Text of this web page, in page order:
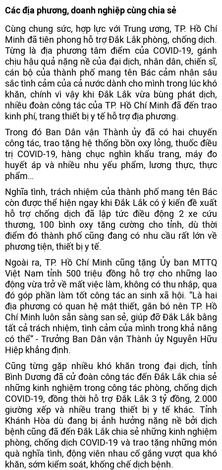
Các địa phương, doanh nghiệp cùng chia sẻ
Cùng chung sức, hợp lực với Trung ương, TP. Hồ Chí
Minh đã tiên phong hỗ trợ Đắk Lắk phòng, chống dịch.
Từng là địa phương tâm điểm của COVID-19, gánh
chịu hậu quả nặng nề của đại dịch, nhân dân, chiến sĩ,
cán bộ của thành phố mang tên Bác cảm nhận sâu
sắc tình cảm của cả nước dành cho mình trong lúc khó
khăn, chính vì vậy khi Đắk Lắk vừa bùng phát dịch,
nhiều đoàn công tác của TP. Hồ Chí Minh đã đến trao
kinh phí, trang thiết bị y tế hỗ trợ địa phương.
Trong đó Ban Dân vận Thành ủy đã có hai chuyến
công tác, trao tặng hệ thống bồn oxy lỏng, thuốc điều
trị COVID-19, hàng chục nghìn khẩu trang, máy đo
huyết áp và nhiều nhu yếu phẩm, lương thực, thực
phẩm…
Nghĩa tình, trách nhiệm của thành phố mang tên Bác
còn được thể hiện ngay khi Đắk Lắk có ý kiến đề xuất
hỗ trợ chống dịch đã lập tức điều động 2 xe cứu
thương, 100 bình oxy tăng cường cho tỉnh, dù thời
điểm đó thành phố cũng đang có nhu cầu rất lớn về
phương tiện, thiết bị y tế.
Ngoài ra, TP. Hồ Chí Minh cũng tặng Ủy ban MTTQ
Việt Nam tỉnh 500 triệu đồng hỗ trợ cho những lao
động vừa trở về mất việc làm, không có thu nhập, qua
đó góp phần làm tốt công tác an sinh xã hội. “Là hai
địa phương có quan hệ mật thiết, gắn bó nên TP. Hồ
Chí Minh luôn sẵn sàng san sẻ, giúp đỡ Đắk Lắk bằng
tất cả trách nhiệm, tình cảm của mình trong khả năng
có thể” - Trưởng Ban Dân vận Thành ủy Nguyễn Hữu
Hiệp khẳng định.
Cũng từng gặp nhiều khó khăn trong đại dịch, tỉnh
Bình Dương đã cử đoàn công tác đến Đắk Lắk chia sẻ
những kinh nghiệm trong công tác phòng, chống dịch
COVID-19, đồng thời hỗ trợ Đắk Lắk 3 tỷ đồng, 2.000
giường xếp và nhiều trang thiết bị y tế khác. Tỉnh
Khánh Hòa dù đang bị ảnh hưởng nặng nề bởi dịch
bệnh cũng đã đến Đắk Lắk chia sẻ những kinh nghiệm
phòng, chống dịch COVID-19 và trao tặng những món
quà nghĩa tình, động viên nhau cố gắng vượt qua khó
khăn, sớm kiểm soát, khống chế dịch bệnh.